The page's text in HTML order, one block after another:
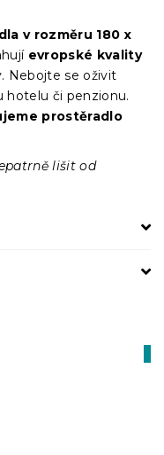
v rozměru 180 x
evropské kvality
Nebojte se oživit
hotelu či penzionu.
prostěradlo
lišit od